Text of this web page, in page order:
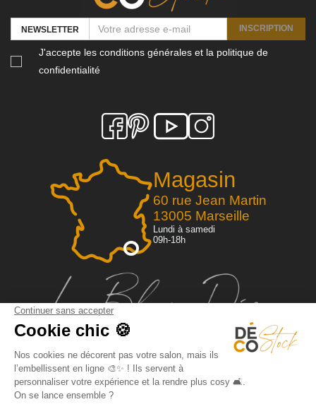
Magasin
60 rue Jean Martin
13005 Marseille
Lundi à samedi
09h-18h
NEWSLETTER INSCRIPTION
J'accepte les conditions générales et la politique de
confidentialité
Qui sommes-nous? Dossier de presse
Espace pro